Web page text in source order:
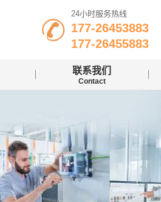
24小时服务热线
177-26453883
177-26455883
联系我们
Contact